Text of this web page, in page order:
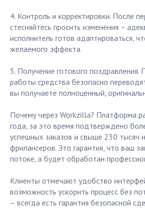
4. Контроль и корректировки. После
стесняйтесь просить изменения –
исполнитель готов адаптироваться,
желаемого эффекта.
5. Получение готового поздравления.
работы средства безопасно
вы получаете полноценный,
Почему через Workzilla? Платформа
года, за это время подтверждено
успешных заказов и свыше 230 тысяч
фрилансеров. Это гарантия, что ваш
потоке, а будет обработан
Клиенты отмечают удобство
возможность ускорить процесс без
– всегда есть гарантия безопасной